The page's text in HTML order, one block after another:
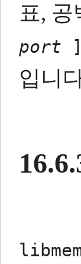
표,
port ]
입니